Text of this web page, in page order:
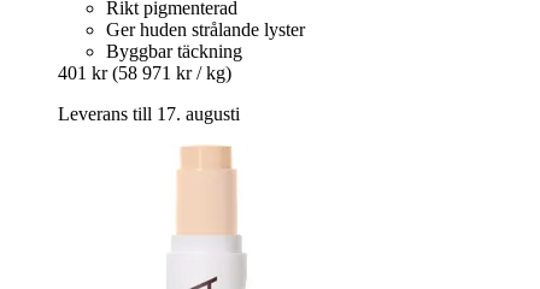
Rikt pigmenterad
Ger huden strålande lyster
Byggbar täckning
401 kr (58 971 kr / kg)
Leverans till 17. augusti